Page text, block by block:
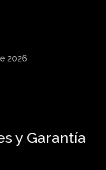
2026
y Garantía